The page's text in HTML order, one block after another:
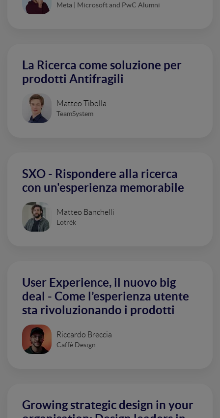
Meta | Microsoft and PwC Alumni
La Ricerca come soluzione per
prodotti Antifragili
Matteo Tibolla
TeamSystem
SXO - Rispondere alla ricerca
con un'esperienza memorabile
Matteo Banchelli
Lotrèk
User Experience, il nuovo big
deal - Come l’esperienza utente
sta rivoluzionando i prodotti
Riccardo Breccia
Caffè Design
Growing strategic design in your